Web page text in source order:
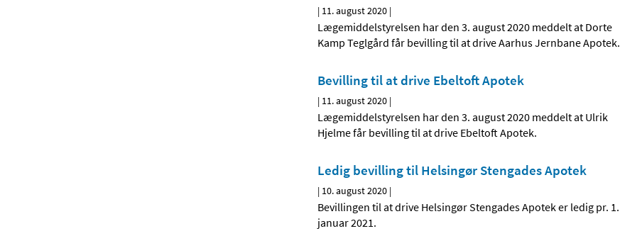
| 11. august 2020 |
Lægemiddelstyrelsen har den 3. august 2020 meddelt at Dorte
Kamp Teglgård får bevilling til at drive Aarhus Jernbane Apotek.
Bevilling til at drive Ebeltoft Apotek
| 11. august 2020 |
Lægemiddelstyrelsen har den 3. august 2020 meddelt at Ulrik
Hjelme får bevilling til at drive Ebeltoft Apotek.
Ledig bevilling til Helsingør Stengades Apotek
| 10. august 2020 |
Bevillingen til at drive Helsingør Stengades Apotek er ledig pr. 1.
januar 2021.